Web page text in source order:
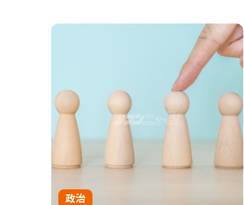
政治